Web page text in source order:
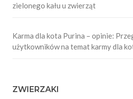
zielonego kału u zwierząt
Karma dla kota Purina – opinie:
użytkowników na temat karmy dla
ZWIERZAKI